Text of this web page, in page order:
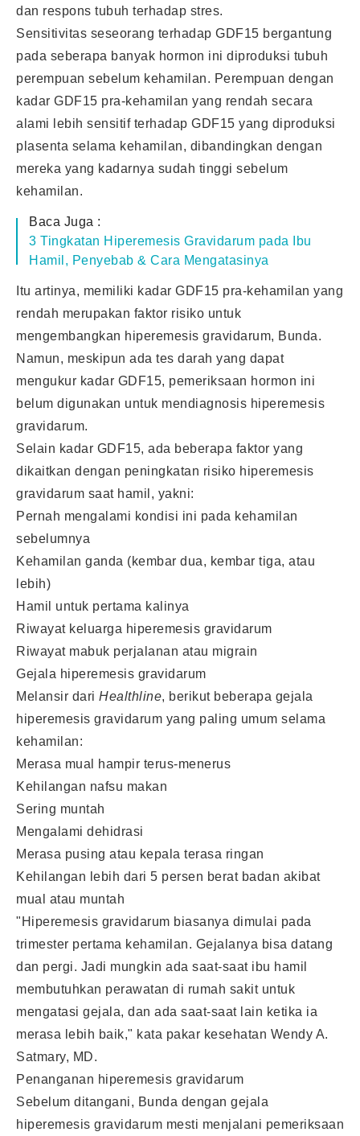
dan respons tubuh terhadap stres.
Sensitivitas seseorang terhadap GDF15 bergantung
pada seberapa banyak hormon ini diproduksi tubuh
perempuan sebelum kehamilan. Perempuan dengan
kadar GDF15 pra-kehamilan yang rendah secara
alami lebih sensitif terhadap GDF15 yang diproduksi
plasenta selama kehamilan, dibandingkan dengan
mereka yang kadarnya sudah tinggi sebelum
kehamilan.
Baca Juga :
3 Tingkatan Hiperemesis Gravidarum pada Ibu
Hamil, Penyebab & Cara Mengatasinya
Itu artinya, memiliki kadar GDF15 pra-kehamilan yang
rendah merupakan faktor risiko untuk
mengembangkan hiperemesis gravidarum, Bunda.
Namun, meskipun ada tes darah yang dapat
mengukur kadar GDF15, pemeriksaan hormon ini
belum digunakan untuk mendiagnosis hiperemesis
gravidarum.
Selain kadar GDF15, ada beberapa faktor yang
dikaitkan dengan peningkatan risiko hiperemesis
gravidarum saat hamil, yakni:
Pernah mengalami kondisi ini pada kehamilan
sebelumnya
Kehamilan ganda (kembar dua, kembar tiga, atau
lebih)
Hamil untuk pertama kalinya
Riwayat keluarga hiperemesis gravidarum
Riwayat mabuk perjalanan atau migrain
Gejala hiperemesis gravidarum
Melansir dari Healthline, berikut beberapa gejala
hiperemesis gravidarum yang paling umum selama
kehamilan:
Merasa mual hampir terus-menerus
Kehilangan nafsu makan
Sering muntah
Mengalami dehidrasi
Merasa pusing atau kepala terasa ringan
Kehilangan lebih dari 5 persen berat badan akibat
mual atau muntah
"Hiperemesis gravidarum biasanya dimulai pada
trimester pertama kehamilan. Gejalanya bisa datang
dan pergi. Jadi mungkin ada saat-saat ibu hamil
membutuhkan perawatan di rumah sakit untuk
mengatasi gejala, dan ada saat-saat lain ketika ia
merasa lebih baik," kata pakar kesehatan Wendy A.
Satmary, MD.
Penanganan hiperemesis gravidarum
Sebelum ditangani, Bunda dengan gejala
hiperemesis gravidarum mesti menjalani pemeriksaan